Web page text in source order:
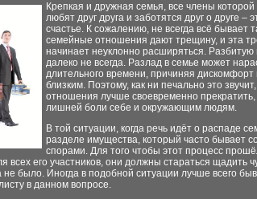
Крепкая и дружная семья, все члены которой
любят друг друга и заботятся друг о друге –
счастье. К сожалению, не всегда всё бывает
семейные отношения дают трещину, и эта
начинает неуклонно расширяться. Разбитую
далеко не всегда. Разлад в семье может
длительного времени, причиняя
близким. Поэтому, как ни печально это
отношения лучше своевременно
лишней боли себе и окружающим людям.
В той ситуации, когда речь идёт о распаде
разделе имущества, который часто бывает
спорами. Для того чтобы этот процесс
всех его участников, они должны стараться щадить
не было. Иногда в подобной ситуации лучше всего
в данном вопросе.